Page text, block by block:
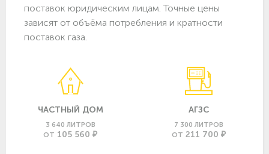
поставок юридическим лицам. Точные цены
зависят от объёма потребления и кратности
поставок газа.
ЧАСТНЫЙ ДОМ
3 640 ЛИТРОВ
ОТ 105 560 ₽
АГЗС
7 300 ЛИТРОВ
ОТ 211 700 ₽